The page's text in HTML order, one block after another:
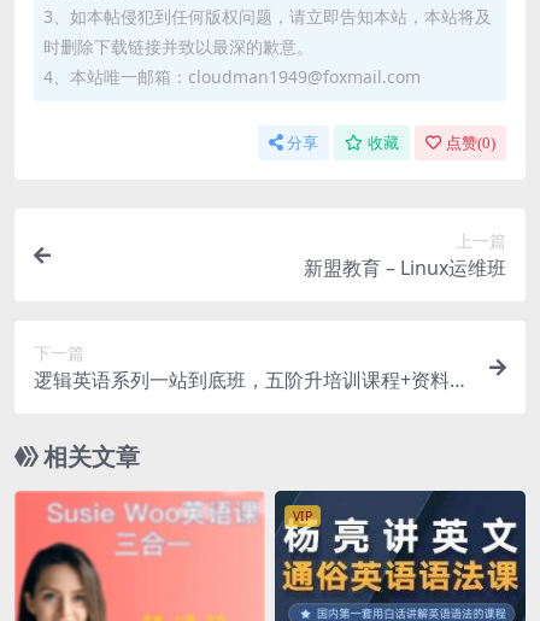
3、如本帖侵犯到任何版权问题，请立即告知本站，本站将及
时删除下载链接并致以最深的歉意。
4、本站唯一邮箱：cloudman1949@foxmail.com
分享 收藏 点赞(0)
上一篇
新盟教育 – Linux运维班
下一篇
逻辑英语系列一站到底班，五阶升培训课程+资料
相关文章
VIP